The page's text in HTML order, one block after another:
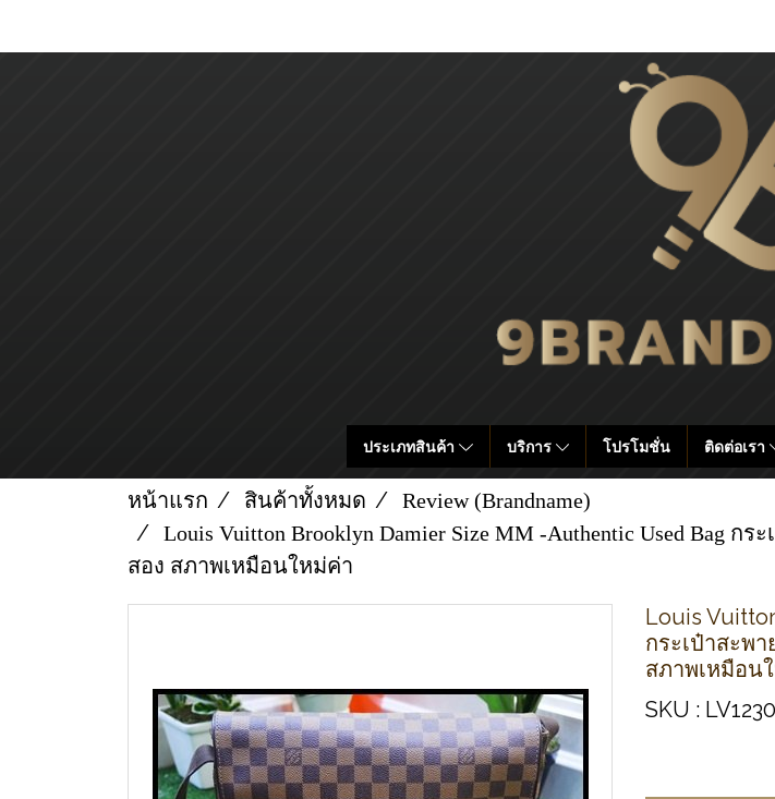
ประเภทสินค้า บริการ โปรโมชั่น ติดต่อเรา
หน้าแรก สินค้าทั้งหมด
Review (Brandname)
Louis Vuitton Brooklyn Damier Size MM -Authentic Used Bag
สอง สภาพเหมือนใหม่ค่า
Louis
กระเป๋าสะพ
สภาพเหมือน
SKU : LV1230